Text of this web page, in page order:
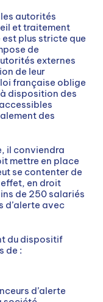
autorités
et traitement
plus stricte que
de
externes
de leur
française oblige
disposition des
des
il conviendra
mettre en place
se contenter de
effet, en droit
de 250 salariés
d’alerte avec
du dispositif
de :
d’alerte